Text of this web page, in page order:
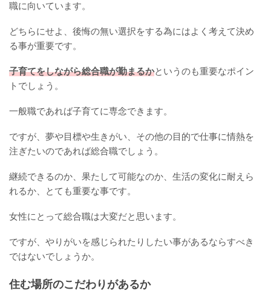
職に向いています。
どちらにせよ、後悔の無い選択をする為にはよく考えて決め
る事が重要です。
子育てをしながら総合職が勤まるかというのも重要なポイン
トでしょう。
一般職であれば子育てに専念できます。
ですが、夢や目標や生きがい、その他の目的で仕事に情熱を
注ぎたいのであれば総合職でしょう。
継続できるのか、果たして可能なのか、生活の変化に耐えら
れるか、とても重要な事です。
女性にとって総合職は大変だと思います。
ですが、やりがいを感じられたりしたい事があるならすべき
ではないでしょうか。
住む場所のこだわりがあるか